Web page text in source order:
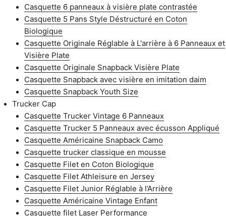
Casquette 6 panneaux à visière plate contrastée
Casquette 5 Pans Style Déstructuré en Coton
Biologique
Casquette Originale Réglable à L'arrière à 6 Panneaux et
Visière Plate
Casquette Originale Snapback Visière Plate
Casquette Snapback avec visière en imitation daim
Casquette Snapback Youth Size
Trucker Cap
Casquette Trucker Vintage 6 Panneaux
Casquette Trucker 5 Panneaux avec écusson Appliqué
Casquette Américaine Snapback Camo
Casquette trucker classique en mousse
Casquette Filet en Coton Biologique
Casquette Filet Athleisure en Jersey
Casquette Filet Junior Réglable à l’Arrière
Casquette Américaine Vintage Enfant
Casquette filet Laser Performance